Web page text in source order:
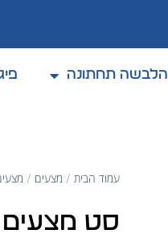
הלבשה תחתונה
עמוד הבית/ מצעים /
סט מצעים